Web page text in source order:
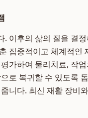
이후의 삶의 질을 결
집중적이고 체계적인
가하여 물리치료, 작
로 복귀할 수 있도록
니다. 최신 재활 장비